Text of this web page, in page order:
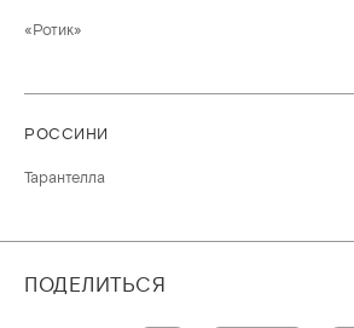
«Ротик»
РОССИНИ
Тарантелла
ПОДЕЛИТЬСЯ